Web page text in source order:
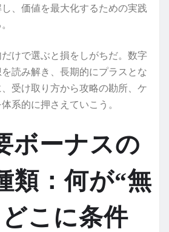
、価値を最大化するための実践
けで選ぶと損をしがちだ。数字
読み解き、長期的にプラスとな
受け取り方から攻略の勘所、ケ
系的に押さえていこう。
ボーナスの
類：何が“無
こに条件